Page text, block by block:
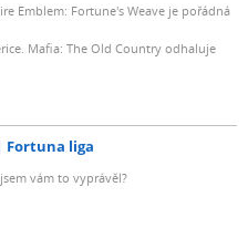
Emblem: Fortune's Weave je pořádná
Mafia: The Old Country odhaluje
Fortuna liga
vám to vyprávěl?